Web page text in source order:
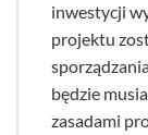
inwestycji
projektu
będzie
zasadami